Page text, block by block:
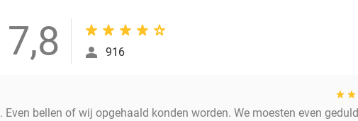
7,8 916
bellen of wij opgehaald konden worden. We moesten even geduld